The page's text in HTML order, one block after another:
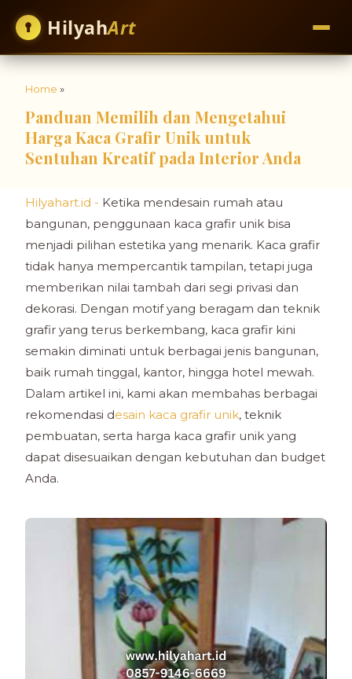
HilyahArt
Home »
Panduan Memilih dan Mengetahui
Harga Kaca Grafir Unik untuk
Sentuhan Kreatif pada Interior Anda
Hilyahart.id - Ketika mendesain rumah atau
bangunan, penggunaan kaca grafir unik bisa
menjadi pilihan estetika yang menarik. Kaca grafir
tidak hanya mempercantik tampilan, tetapi juga
memberikan nilai tambah dari segi privasi dan
dekorasi. Dengan motif yang beragam dan teknik
grafir yang terus berkembang, kaca grafir kini
semakin diminati untuk berbagai jenis bangunan,
baik rumah tinggal, kantor, hingga hotel mewah.
Dalam artikel ini, kami akan membahas berbagai
rekomendasi desain kaca grafir unik, teknik
pembuatan, serta harga kaca grafir unik yang
dapat disesuaikan dengan kebutuhan dan budget
Anda.